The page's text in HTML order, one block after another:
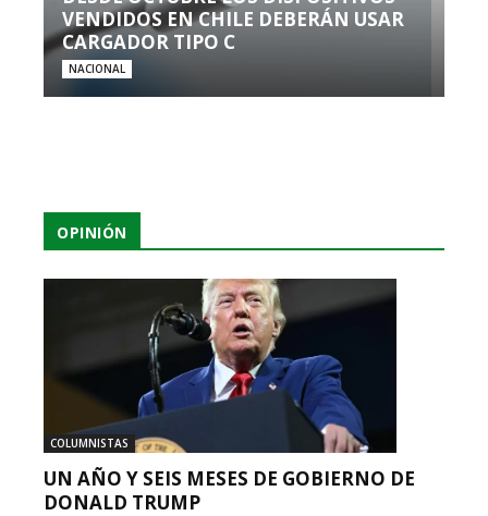
VENDIDOS EN CHILE DEBERÁN USAR
CARGADOR TIPO C
NACIONAL
OPINIÓN
COLUMNISTAS
UN AÑO Y SEIS MESES DE GOBIERNO DE
DONALD TRUMP